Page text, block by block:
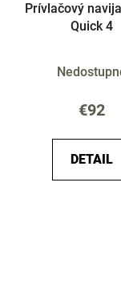
Prívlačový
Quick 4
€92
DETAIL